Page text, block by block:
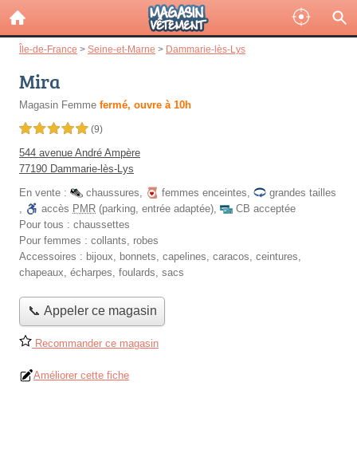
Île-de-France > Seine-et-Marne > Dammarie-lès-Lys
Mira
Magasin Femme fermé, ouvre à 10h
5,0 étoiles sur 5 (9)
544 avenue André Ampère
77190 Dammarie-lès-Lys
En vente :
chaussures, femmes enceintes,
grandes tailles
,
accès PMR (parking, entrée adaptée),
CB acceptée
Pour tous : chaussettes
Pour femmes : collants, robes
Accessoires : bijoux, bonnets, capelines, caracos, ceintures,
chapeaux, écharpes, foulards, sacs
📞 Appeler ce magasin
Recommander ce magasin
Améliorer cette fiche